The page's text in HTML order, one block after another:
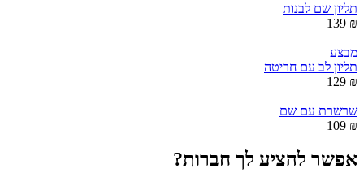
תליון שם לבנות
₪ 139
מבצע
תליון לב עם חריטה
₪ 129
שרשרת עם שם
₪ 109
אפשר להציע לך חברות?